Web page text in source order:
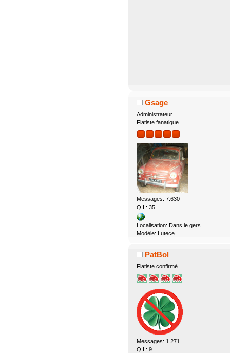
Gsage
Administrateur
Fiatiste fanatique
Messages: 7.630
Q.I.: 35
Localisation: Dans le gers
Modèle: Lutece
PatBol
Fiatiste confirmé
Messages: 1.271
Q.I.: 9